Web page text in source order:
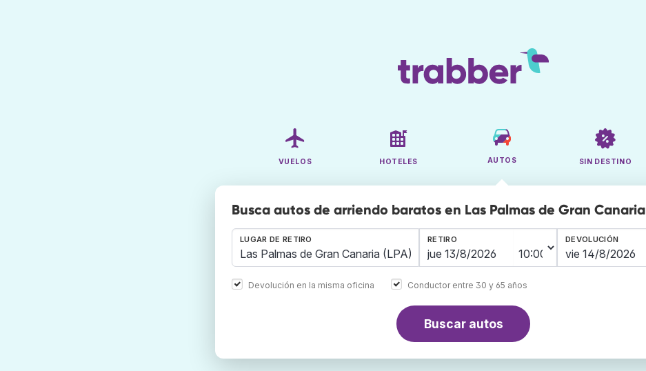
VUELOS HOTELES AUTOS SIN DESTINO
Busca autos de arriendo baratos en Las Palmas de Gran Canaria
LUGAR DE RETIRO RETIRO DEVOLUCIÓN
Devolución en la misma oficina Conductor entre 30 y 65 años
Buscar autos